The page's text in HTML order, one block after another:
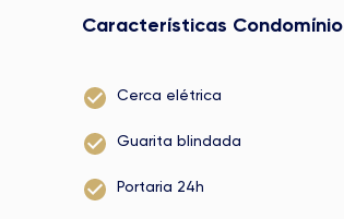
Características Condomínio
Cerca elétrica
Guarita blindada
Portaria 24h